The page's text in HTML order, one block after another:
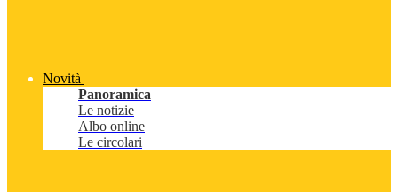
Novità
Panoramica
Le notizie
Albo online
Le circolari